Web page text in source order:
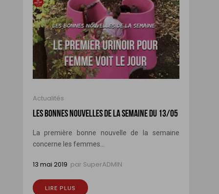
Actualités
LES BONNES NOUVELLES DE LA SEMAINE DU 13/05
La première bonne nouvelle de la semaine
concerne les femmes...
13 mai 2019 par SuperADMIN
LIRE PLUS